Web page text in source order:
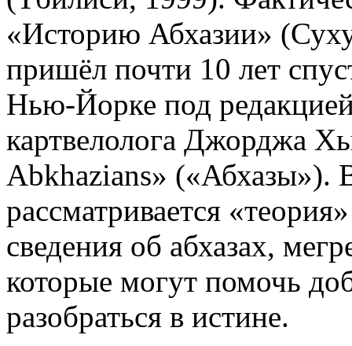
«Историю Абхазии»
пришёл почти 10 лет
Нью-Йорке под
картвелолога Джорджа
Abkhazians» («Абхазы»).
рассматривается
сведения об абхазах,
которые могут помочь
разобраться в истине.